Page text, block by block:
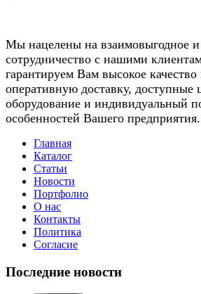
Мы нацелены на взаимовыгодное и
сотрудничество с нашими
гарантируем Вам высокое
оперативную доставку, доступные
оборудование и индивидуальный
особенностей Вашего предприятия.
Главная
Каталог
Статьи
Новости
Портфолио
О нас
Контакты
Политика
Согласие
Последние новости